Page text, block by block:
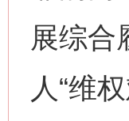
展综合
人“维